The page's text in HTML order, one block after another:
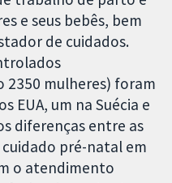
e seus bebês, bem
de cuidados.
2350 mulheres) foram
EUA, um na Suécia e
diferenças entre as
pré-natal em
o atendimento